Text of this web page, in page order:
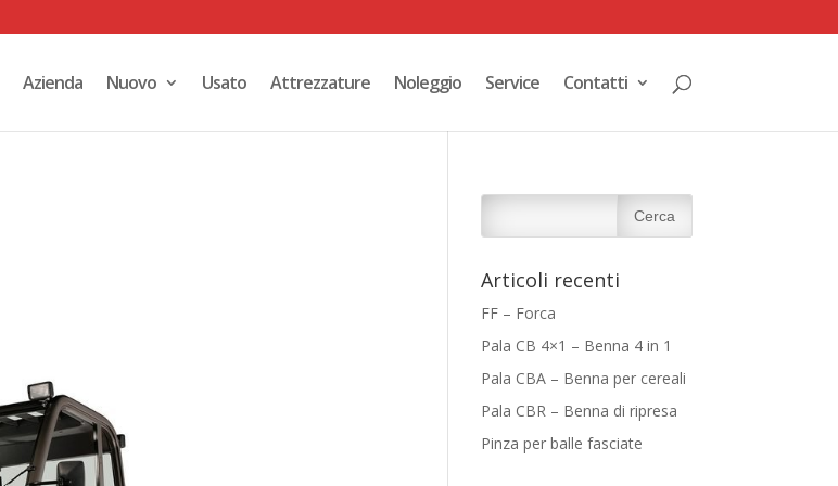
Azienda Nuovo Usato Attrezzature Noleggio Service Contatti
Articoli recenti
FF – Forca
Pala CB 4×1 – Benna 4 in 1
Pala CBA – Benna per cereali
Pala CBR – Benna di ripresa
Pinza per balle fasciate